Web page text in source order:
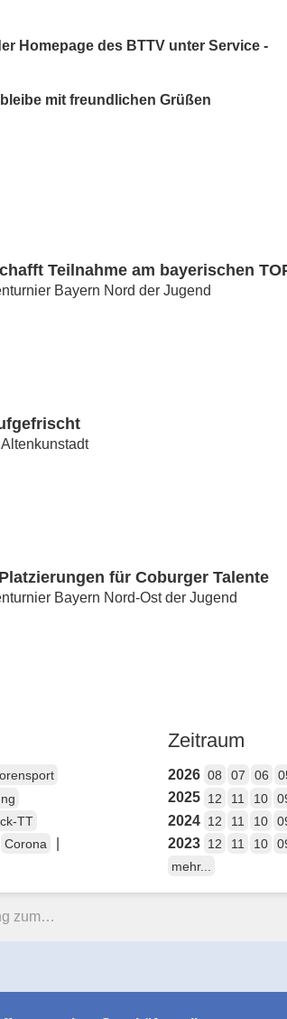
Homepage des BTTV unter Service -
mit freundlichen Grüßen
Teilnahme am bayerischen
Bayern Nord der Jugend
für Coburger Talente
Bayern Nord-Ost der Jugend
TT
Corona
Zeitraum
2026 08 07 06
2025 12 11 10
2024 12 11 10
2023 12 11 10
mehr...
zum…